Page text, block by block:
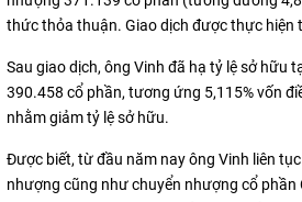
thức thỏa thuận. Giao dịch được thực
Sau giao dịch, ông Vinh đã hạ tỷ lệ sở hữu
390.458 cổ phần, tương ứng 5,115% vốn
nhằm giảm tỷ lệ sở hữu.
Được biết, từ đầu năm nay ông Vinh liên
nhượng cũng như chuyển nhượng cổ phần